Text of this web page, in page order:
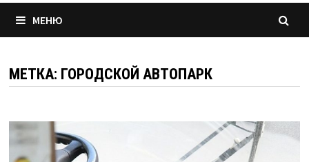
МЕНЮ
МЕТКА: ГОРОДСКОЙ АВТОПАРК